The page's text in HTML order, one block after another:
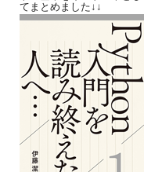
てまとめました↓↓